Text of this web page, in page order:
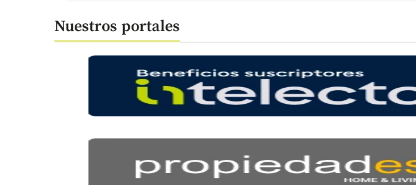
Nuestros portales